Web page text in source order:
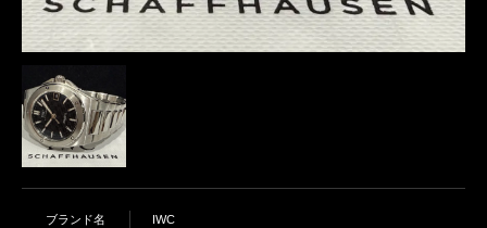
ブランド名 IWC